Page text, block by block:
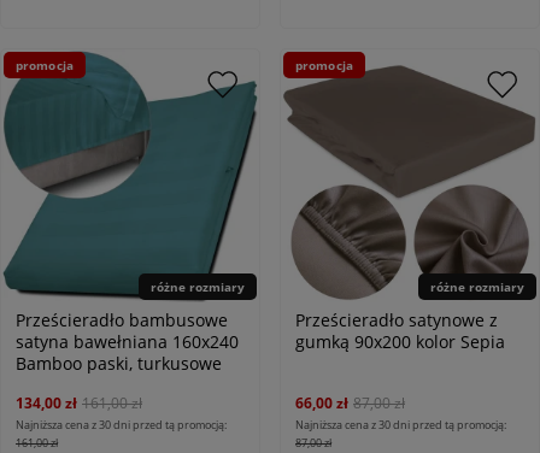
różne rozmiary
Prześcieradło bambusowe
satyna bawełniana 160x240
Bamboo paski, turkusowe
134,00 zł 161,00 zł
Najniższa cena z 30 dni przed tą promocją:
161,00 zł
promocja
różne rozmiary
Prześcieradło satynowe z
gumką 90x200 kolor Sepia
66,00 zł 87,00 zł
Najniższa cena z 30 dni przed tą promocją:
87,00 zł
promocja